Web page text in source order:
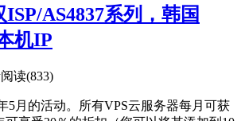
AS4837系列，韩国
机IP
阅读(833)
5月的活动。所有VPS云服务器每月可获